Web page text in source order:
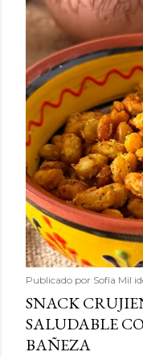
Publicado por Sofía Mil
SNACK
SALUDABLE
BAÑEZA